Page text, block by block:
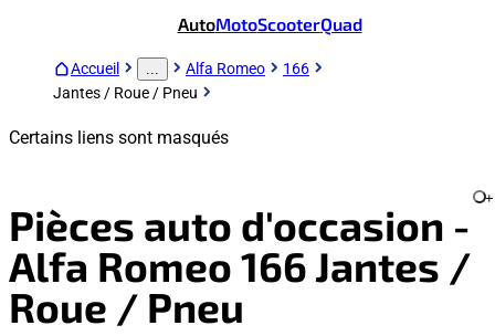
AutoMotoScooterQuad
Accueil Alfa Romeo
166
Jantes / Roue / Pneu
Certains liens sont masqués
Pièces auto d'occasion -
Alfa Romeo 166 Jantes /
Roue / Pneu
+